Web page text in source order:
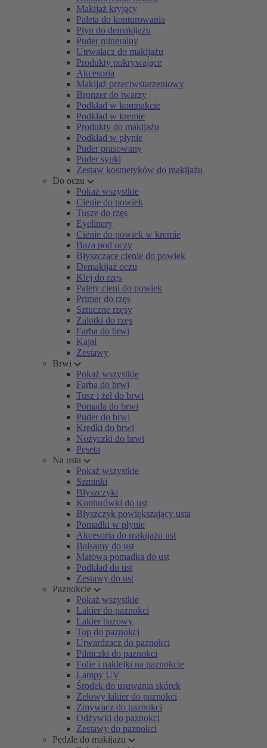
Makijaż kryjący
Paleta do konturowania
Płyn do demakijażu
Puder mineralny
Utrwalacz do makijażu
Produkty pokrywające
Akcesoria
Makijaż przeciwstarzeniowy
Bronzer do twarzy
Podkład w kompakcie
Podkład w kremie
Produkty do makijażu
Podkład w płynie
Puder prasowany
Puder sypki
Zestaw kosmetyków do makijażu
Do oczu
Pokaż wszystkie
Cienie do powiek
Tusze do rzęs
Eyelinery
Cienie do powiek w kremie
Baza pod oczy
Błyszczące cienie do powiek
Demakijaż oczu
Klej do rzęs
Palety cieni do powiek
Primer do rzęs
Sztuczne rzęsy
Zalotki do rzęs
Farba do brwi
Kajal
Zestawy
Brwi
Pokaż wszystkie
Farba do brwi
Tusz i żel do brwi
Pomada do brwi
Puder do brwi
Kredki do brwi
Nożyczki do brwi
Pęseta
Na usta
Pokaż wszystkie
Szminki
Błyszczyki
Konturówki do ust
Błyszczyk powiększający usta
Pomadki w płynie
Akcesoria do makijażu ust
Balsamy do ust
Matowa pomadka do ust
Podkład do ust
Zestawy do ust
Paznokcie
Pokaż wszystkie
Lakier do paznokci
Lakier bazowy
Top do paznokci
Utwardzacz do paznokci
Pilniczki do paznokci
Folie i naklejki na paznokcie
Lampy UV
Środek do usuwania skórek
Żelowy lakier do paznokci
Zmywacz do paznokci
Odżywki do paznokci
Zestawy do paznokci
Pędzle do makijażu